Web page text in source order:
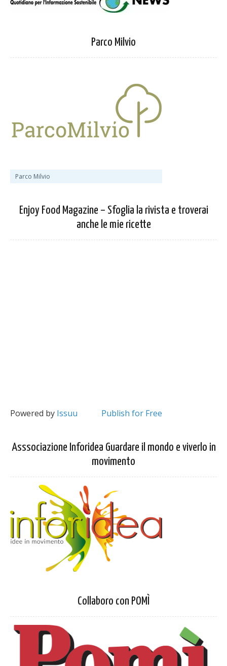
Parco Milvio
Parco Milvio
Enjoy Food Magazine – Sfoglia la rivista e troverai
anche le mie ricette
Powered by Issuu Publish for Free
Asssociazione Inforidea Guardare il mondo e viverlo in
movimento
Collaboro con POMÌ